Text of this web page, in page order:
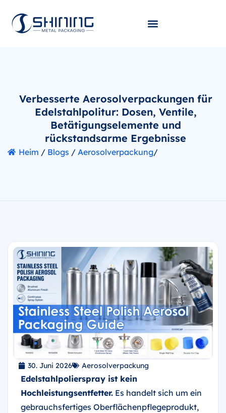
Verbesserte Aerosolverpackungen für
Edelstahlpolitur: Dosen, Ventile,
Betätigungselemente und
rückstandsarme Ergebnisse
Heim / Blogs / Aerosolverpackung/
30. Juni 2026 Aerosolverpackung
Edelstahlpolierspray ist kein
Hochleistungsentfetter. Es handelt sich um ein
gebrauchsfertiges Oberflächenpflegeprodukt,